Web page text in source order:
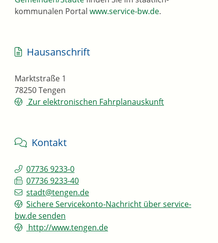
kommunalen Portal www.service-bw.de.
Hausanschrift
Marktstraße 1
78250Tengen
Zur elektronischen Fahrplanauskunft
Kontakt
07736 9233-0
07736 9233-40
stadt@tengen.de
Sichere Servicekonto-Nachricht über service-
bw.de senden
http://www.tengen.de